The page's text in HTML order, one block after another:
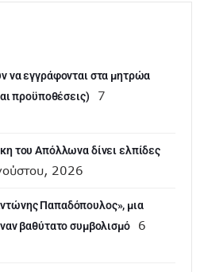
να εγγράφονται στα μητρώα
προϋποθέσεις)
7
του Απόλλωνα δίνει ελπίδες
2026
Παπαδόπουλος», μια
βαθύτατο συμβολισμό
6